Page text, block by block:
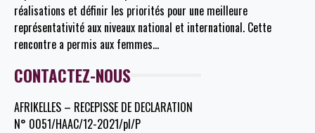
réalisations et définir les priorités pour une meilleure
représentativité aux niveaux national et international. Cette
rencontre a permis aux femmes…
CONTACTEZ-NOUS
AFRIKELLES – RECEPISSE DE DECLARATION
N° 0051/HAAC/12-2021/pl/P